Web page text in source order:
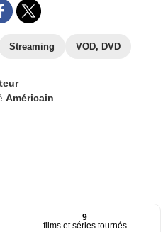
Streaming VOD, DVD
Américain
9
films et séries tournés